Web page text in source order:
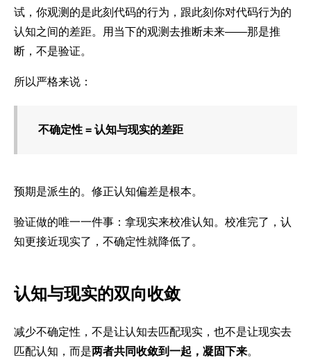
试，你观测的是此刻代码的行为，跟此刻你对代码行为的
认知之间的差距。用当下的观测去推断未来——那是推
断，不是验证。
所以严格来说：
不确定性 = 认知与现实的差距
预期是派生的。修正认知偏差是根本。
验证做的唯一一件事：拿现实来校准认知。校准完了，认
知更接近现实了，不确定性就降低了。
认知与现实的双向收敛
减少不确定性，不是让认知去匹配现实，也不是让现实去
匹配认知，而是两者共同收敛到一起，凝固下来。